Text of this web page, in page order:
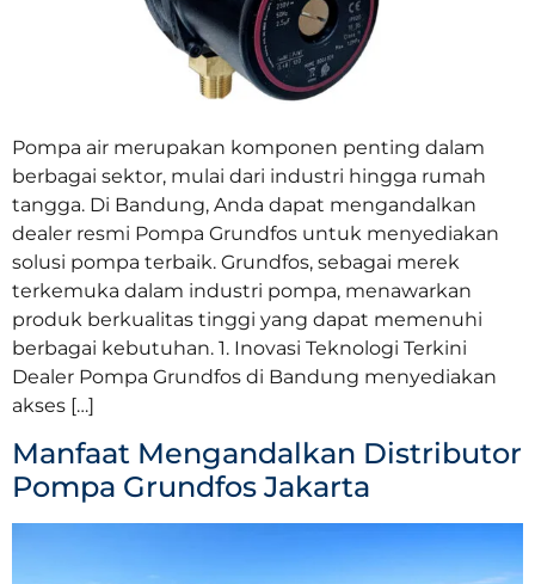
Pompa air merupakan komponen penting dalam
berbagai sektor, mulai dari industri hingga rumah
tangga. Di Bandung, Anda dapat mengandalkan
dealer resmi Pompa Grundfos untuk menyediakan
solusi pompa terbaik. Grundfos, sebagai merek
terkemuka dalam industri pompa, menawarkan
produk berkualitas tinggi yang dapat memenuhi
berbagai kebutuhan. 1. Inovasi Teknologi Terkini
Dealer Pompa Grundfos di Bandung menyediakan
akses […]
Manfaat Mengandalkan Distributor
Pompa Grundfos Jakarta